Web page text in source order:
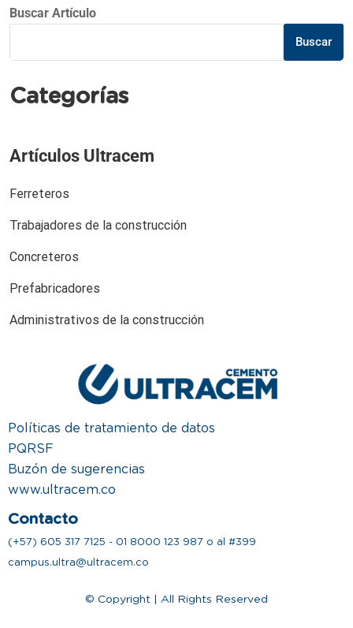
Buscar Artículo
Buscar
Categorías
Artículos Ultracem
Ferreteros
Trabajadores de la construcción
Concreteros
Prefabricadores
Administrativos de la construcción
Políticas de tratamiento de datos
PQRSF
Buzón de sugerencias
www.ultracem.co
Contacto
(+57) 605 317 7125 - 01 8000 123 987 o al #399
campus.ultra@ultracem.co
© Copyright | All Rights Reserved